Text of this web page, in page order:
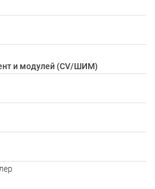
и модулей (CV/ШИМ)